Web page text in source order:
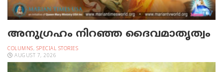
അനുഗ്രഹം നിറഞ്ഞ ദൈവമാതൃത്വം
COLUMNS, SPECIAL STORIES
AUGUST 7, 2026